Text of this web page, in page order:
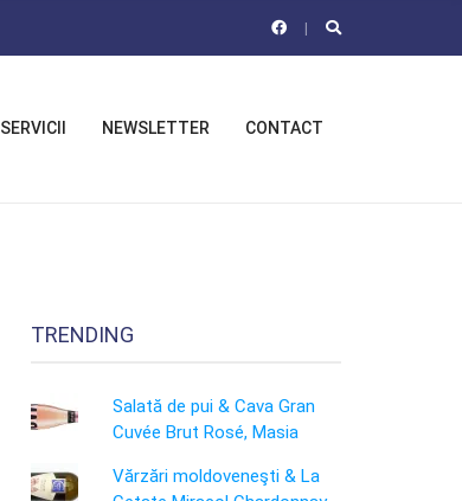
SERVICII NEWSLETTER CONTACT
TRENDING
Salată de pui & Cava Gran
Cuvée Brut Rosé, Masia
Vărzări moldoveneşti & La